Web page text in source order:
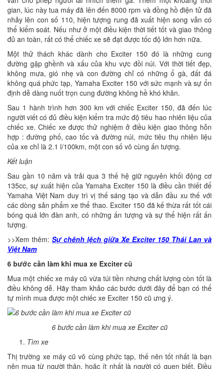
gian, lúc này tua máy đã lên đến 8000 rpm và đồng hồ điện tử đã
nhảy lên con số 110, hiện tượng rung đã xuất hiện song vẫn có
thể kiểm soát. Nếu như ở một điều kiện thời tiết tốt và giao thông
đủ an toàn, rất có thể chiếc xe sẽ đạt được tốc độ lớn hơn nữa.
Một thử thách khác dành cho Exciter 150 đó là những cung
đường gập ghềnh và xấu của khu vực đồi núi. Với thời tiết đẹp,
không mưa, gió nhẹ và con đường chỉ có những ổ gà, đất đá
không quá phức tạp, Yamaha Exciter 150 với sức mạnh và sự ổn
định dễ dàng nuốt trọn cung đường không hề khó khăn.
Sau 1 hành trình hơn 300 km với chiếc Exciter 150, đã đến lúc
người viết có đủ điều kiện kiểm tra mức độ tiêu hao nhiên liệu của
chiếc xe. Chiếc xe được thử nghiệm ở điều kiện giao thông hỗn
hợp : đường phố, cao tốc và đường núi, mức tiêu thụ nhiên liệu
của xe chỉ là 2.1 l/100km, một con số vô cùng ấn tượng.
Kết luận
Sau gần 10 năm và trải qua 3 thế hệ giữ nguyên khối động cơ
135cc, sự xuất hiện của Yamaha Exciter 150 là điều cần thiết để
Yamaha Việt Nam duy trì vị thế sáng tạo và dẫn đầu xu thế với
các dòng sản phẩm xe thể thao. Exciter 150 đã kế thừa rất tốt cái
bóng quá lớn đàn anh, có những ấn tượng và sự thể hiện rất ấn
tượng.
>>Xem thêm: Sự chênh lệch giữa Xe Exciter 150 Thái Lan và
Việt Nam
6 bước cần làm khi mua xe Exciter cũ
Mua một chiếc xe máy cũ vừa túi tiền nhưng chất lượng còn tốt là
điều không dễ. Hãy tham khảo các bước dưới đây để bạn có thể
tự mình mua được một chiếc xe Exciter 150 cũ ưng ý.
6 bước cần làm khi mua xe Exciter cũ
Tìm xe
Thị trường xe máy cũ vô cùng phức tạp, thế nên tốt nhất là bạn
nên mua từ người thân, hoặc ít nhất là người có quen biết. Điều